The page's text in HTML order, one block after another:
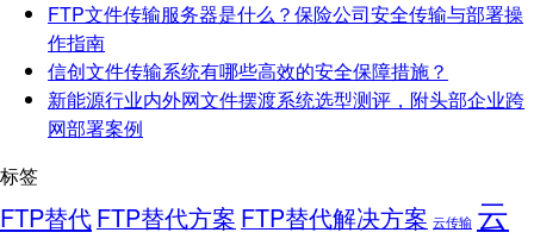
FTP文件传输服务器是什么？保险公司安全传输与部署操
作指南
信创文件传输系统有哪些高效的安全保障措施？
新能源行业内外网文件摆渡系统选型测评，附头部企业跨
网部署案例
标签
FTP替代FTP替代方案 FTP替代解决方案 云传输 云